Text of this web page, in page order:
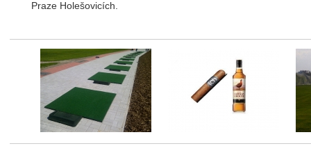
fee a golf
Praze Holešovicích.